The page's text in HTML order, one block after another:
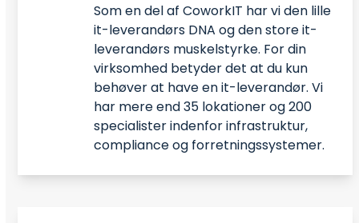
Som en del af CoworkIT har vi den lille
it-leverandørs DNA og den store it-
leverandørs muskelstyrke. For din
virksomhed betyder det at du kun
behøver at have en it-leverandør. Vi
har mere end 35 lokationer og 200
specialister indenfor infrastruktur,
compliance og forretningssystemer.